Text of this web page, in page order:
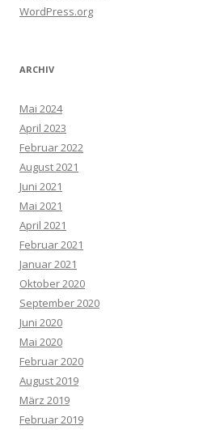
WordPress.org
ARCHIV
Mai 2024
April 2023
Februar 2022
August 2021
Juni 2021
Mai 2021
April 2021
Februar 2021
Januar 2021
Oktober 2020
September 2020
Juni 2020
Mai 2020
Februar 2020
August 2019
März 2019
Februar 2019